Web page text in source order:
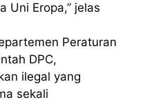
Uni Eropa,” jelas
Peraturan
DPC,
ilegal yang
sekali